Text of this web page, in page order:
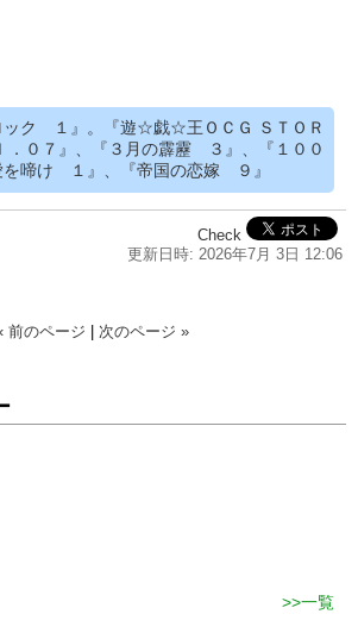
ック １』。『遊☆戯☆王ＯＣＧ ＳＴＯＲ
．０７』、『３月の霹靂 ３』、『１００
を啼け １』、『帝国の恋嫁 ９』
Check
更新日時: 2026年7月 3日 12:06
前のページ 次のページ »
一覧